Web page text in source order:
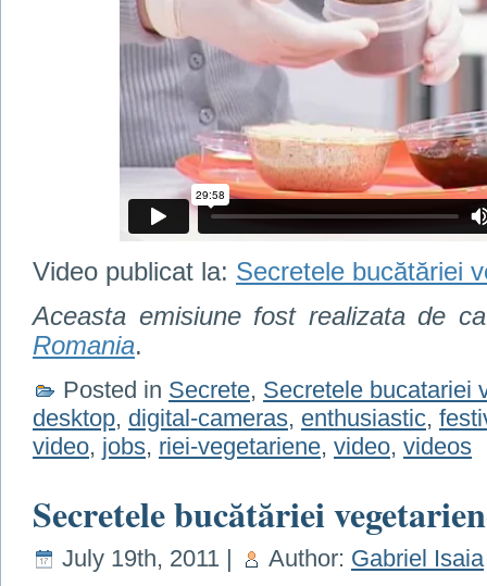
Video publicat la: Secretele bucătăriei
Aceasta emisiune fost realizata de
Romania.
Posted in Secrete, Secretele bucatariei
desktop, digital-cameras, enthusiastic,
video, jobs, riei-vegetariene, video, videos
Secretele bucătăriei
July 19th, 2011 | Author: Gabriel Isaia